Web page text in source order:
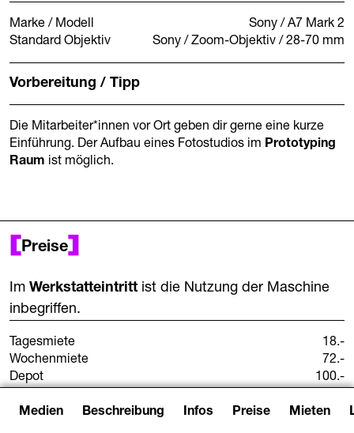
Marke / Modell
Sony / A7 Mark 2
Standard Objektiv
Sony / Zoom-Objektiv / 28-70 mm
Vorbereitung / Tipp
Die Mitarbeiter*innen vor Ort geben dir gerne eine kurze
Einführung. Der Aufbau eines Fotostudios im Prototyping
Raum ist möglich.
Preise
Im Werkstatteintritt ist die Nutzung der Maschine
inbegriffen.
Tagesmiete
18.-
Wochenmiete
72.-
Depot
100.-
*Die Mietpreise gelten für Personen unter 28 Jahren und
Medien Beschreibung Infos Preise Mieten